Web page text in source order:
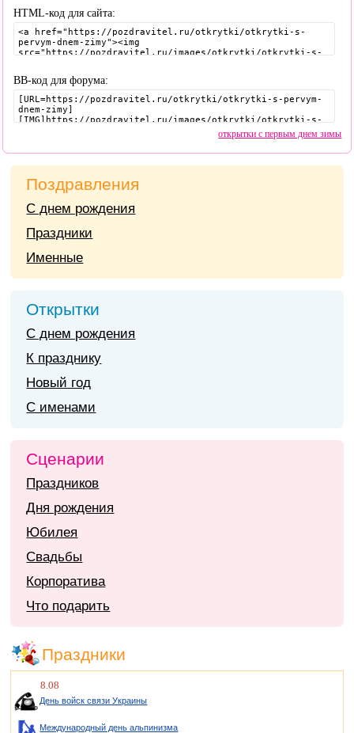
HTML-код для сайта:
BB-код для форума:
открытки с первым днем зимы
Поздравления
С днем рождения
Праздники
Именные
Открытки
С днем рождения
К празднику
Новый год
С именами
Сценарии
Праздников
Дня рождения
Юбилея
Свадьбы
Корпоратива
Что подарить
Праздники
8.08
День войск связи Украины
Международный день альпинизма